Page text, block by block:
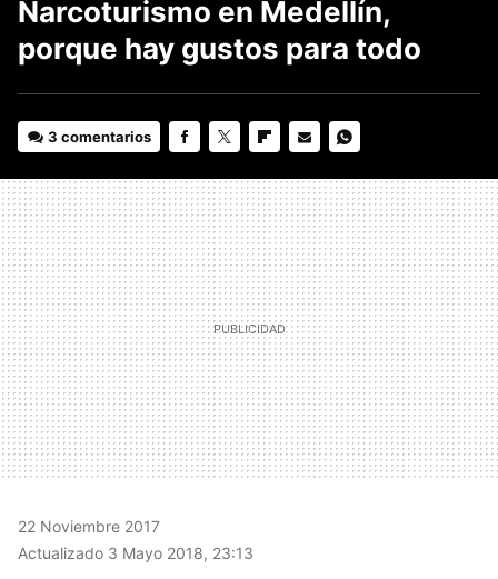
Narcoturismo en Medellín,
porque hay gustos para todo
3 comentarios
MAIL
22 Noviembre 2017
Actualizado 3 Mayo 2018, 23:13